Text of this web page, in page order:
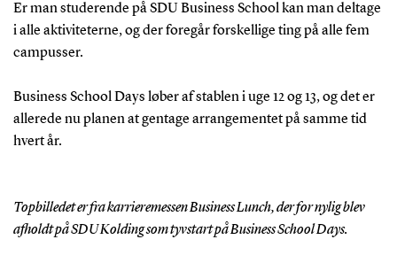
Er man studerende på SDU Business School kan man deltage
i alle aktiviteterne, og der foregår forskellige ting på alle fem
campusser.
Business School Days løber af stablen i uge 12 og 13, og det er
allerede nu planen at gentage arrangementet på samme tid
hvert år.
Topbilledet er fra karrieremessen Business Lunch, der for nylig blev
afholdt på SDU Kolding som tyvstart på Business School Days.